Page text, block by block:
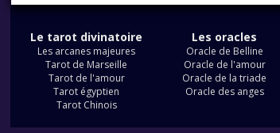
Le tarot divinatoire
Les arcanes majeures
Tarot de Marseille
Tarot de l'amour
Tarot égyptien
Tarot Chinois
Les oracles
Oracle de Belline
Oracle de l'amour
Oracle de la triade
Oracle des anges